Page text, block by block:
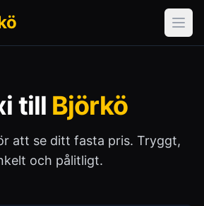
till Björkö
att se ditt fasta pris. Tryggt,
och pålitligt.